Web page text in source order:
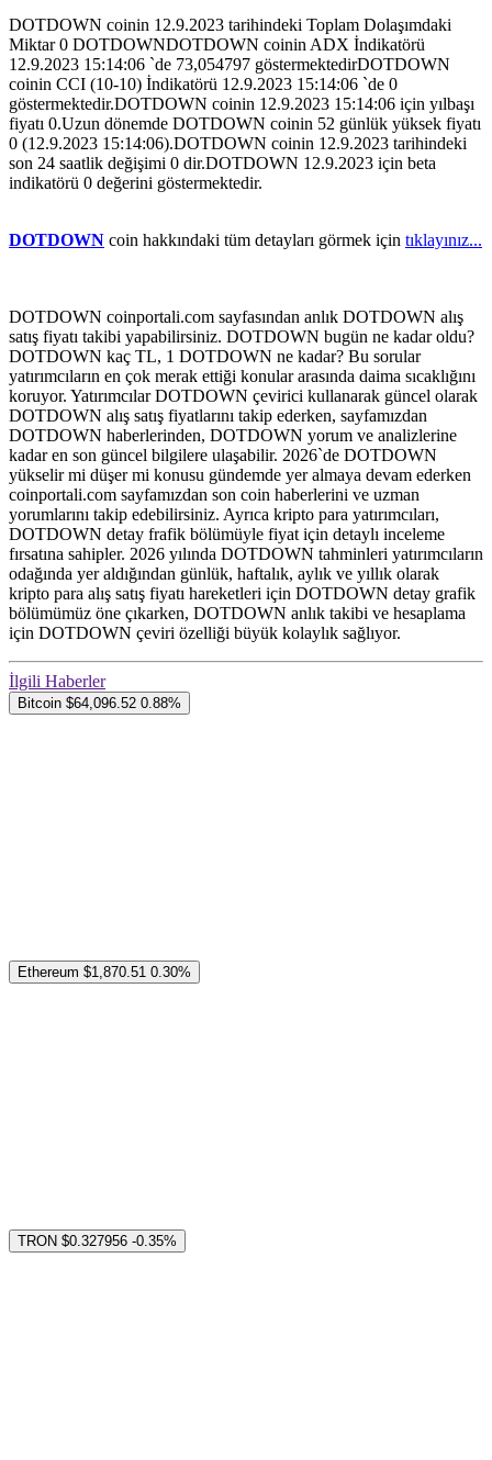
DOTDOWN coinin 12.9.2023 tarihindeki Toplam Dolaşımdaki
Miktar 0 DOTDOWNDOTDOWN coinin ADX İndikatörü
12.9.2023 15:14:06 `de 73,054797 göstermektedirDOTDOWN
coinin CCI (10-10) İndikatörü 12.9.2023 15:14:06 `de 0
göstermektedir.DOTDOWN coinin 12.9.2023 15:14:06 için yılbaşı
fiyatı 0.Uzun dönemde DOTDOWN coinin 52 günlük yüksek fiyatı
0 (12.9.2023 15:14:06).DOTDOWN coinin 12.9.2023 tarihindeki
son 24 saatlik değişimi 0 dir.DOTDOWN 12.9.2023 için beta
indikatörü 0 değerini göstermektedir.
DOTDOWN coin hakkındaki tüm detayları görmek için tıklayınız...
DOTDOWN coinportali.com sayfasından anlık DOTDOWN alış
satış fiyatı takibi yapabilirsiniz. DOTDOWN bugün ne kadar oldu?
DOTDOWN kaç TL, 1 DOTDOWN ne kadar? Bu sorular
yatırımcıların en çok merak ettiği konular arasında daima sıcaklığını
koruyor. Yatırımcılar DOTDOWN çevirici kullanarak güncel olarak
DOTDOWN alış satış fiyatlarını takip ederken, sayfamızdan
DOTDOWN haberlerinden, DOTDOWN yorum ve analizlerine
kadar en son güncel bilgilere ulaşabilir. 2026`de DOTDOWN
yükselir mi düşer mi konusu gündemde yer almaya devam ederken
coinportali.com sayfamızdan son coin haberlerini ve uzman
yorumlarını takip edebilirsiniz. Ayrıca kripto para yatırımcıları,
DOTDOWN detay frafik bölümüyle fiyat için detaylı inceleme
fırsatına sahipler. 2026 yılında DOTDOWN tahminleri yatırımcıların
odağında yer aldığından günlük, haftalık, aylık ve yıllık olarak
kripto para alış satış fiyatı hareketleri için DOTDOWN detay grafik
bölümümüz öne çıkarken, DOTDOWN anlık takibi ve hesaplama
için DOTDOWN çeviri özelliği büyük kolaylık sağlıyor.
İlgili Haberler
Bitcoin $64,096.52 0.88%
Ethereum $1,870.51 0.30%
TRON $0.327956 -0.35%